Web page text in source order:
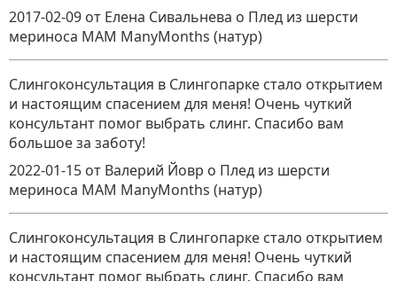
2017-02-09 от Елена Сивальнева о Плед из шерсти
мериноса MAM ManyMonths (натур)
Слингоконсультация в Слингопарке стало открытием
и настоящим спасением для меня! Очень чуткий
консультант помог выбрать слинг. Спасибо вам
большое за заботу!
2022-01-15 от Валерий Йовр о Плед из шерсти
мериноса MAM ManyMonths (натур)
Слингоконсультация в Слингопарке стало открытием
и настоящим спасением для меня! Очень чуткий
консультант помог выбрать слинг. Спасибо вам